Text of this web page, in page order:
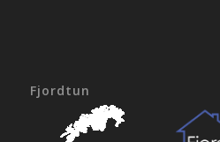
Fjordtun